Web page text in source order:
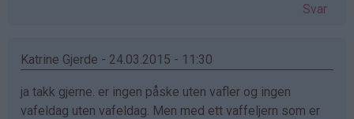
Svar
Katrine Gjerde - 24.03.2015 - 11:30
ja takk gjerne. er ingen påske uten vafler og ingen
vafeldag uten vafeldag. Men med ett vaffeljern som er